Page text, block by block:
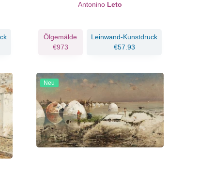
Antonino Leto
Ölgemälde
€973
Leinwand-Kunstdruck
€57.93
Neu